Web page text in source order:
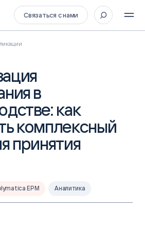
Связаться с нами
в
как
комплексный
принятия
EPM Аналитика